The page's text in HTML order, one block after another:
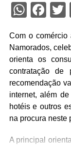
Com o comércio
Namorados,
orienta os
contratação
recomendação
internet, além
hotéis e outros
na procura neste
A principal